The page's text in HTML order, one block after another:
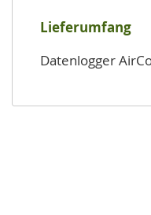
Lieferumfang
Datenlogger